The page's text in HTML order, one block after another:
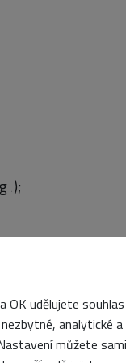
OK udělujete souhlas
analytické a
můžete sami